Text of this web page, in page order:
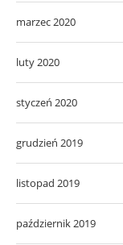
marzec 2020
luty 2020
styczeń 2020
grudzień 2019
listopad 2019
październik 2019